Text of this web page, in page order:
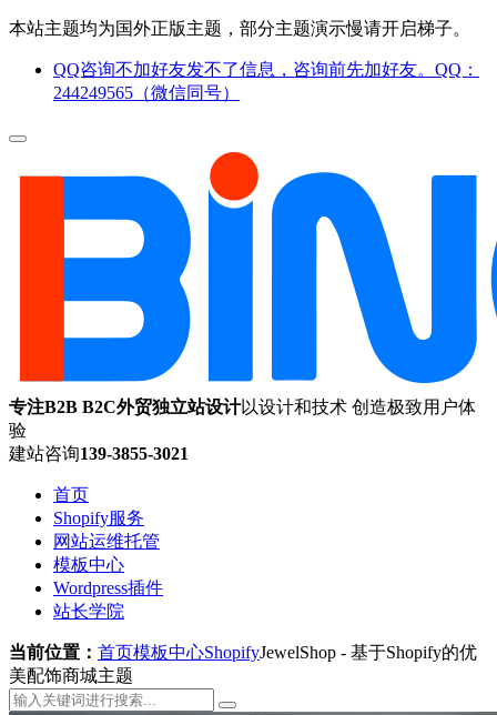
本站主题均为国外正版主题，部分主题演示慢请开启梯子。
QQ咨询不加好友发不了信息，咨询前先加好友。QQ：
244249565（微信同号）
专注B2B B2C外贸独立站设计以设计和技术 创造极致用户体
验
建站咨询139-3855-3021
首页
Shopify服务
网站运维托管
模板中心
Wordpress插件
站长学院
当前位置： 首页模板中心ShopifyJewelShop - 基于Shopify的优
美配饰商城主题